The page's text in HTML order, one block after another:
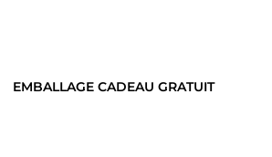
EMBALLAGE CADEAU GRATUIT